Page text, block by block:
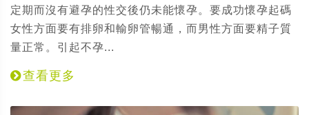
定期而沒有避孕的性交後仍未能懷孕。要成功懷孕起碼
女性方面要有排卵和輸卵管暢通，而男性方面要精子質
量正常。引起不孕...
查看更多